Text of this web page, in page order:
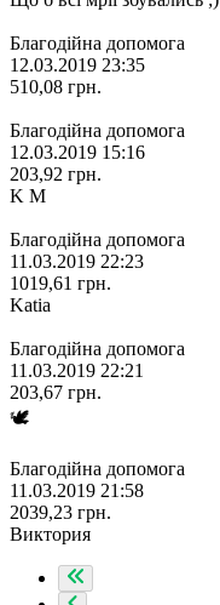
Благодійна допомога
12.03.2019 23:35
510,08 грн.
Благодійна допомога
12.03.2019 15:16
203,92 грн.
K M
Благодійна допомога
11.03.2019 22:23
1019,61 грн.
Katia
Благодійна допомога
11.03.2019 22:21
203,67 грн.
🕊
Благодійна допомога
11.03.2019 21:58
2039,23 грн.
Виктория